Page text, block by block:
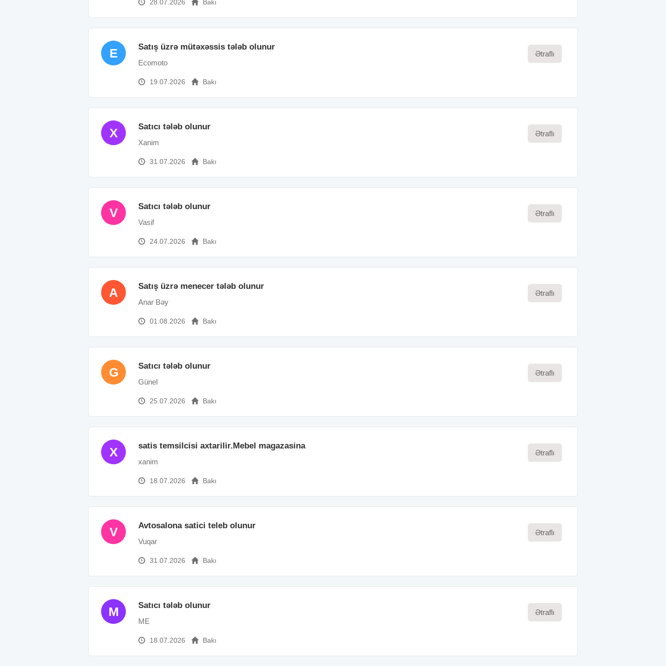
28.07.2026 Bakı
E Satış üzrə mütəxəssis tələb olunur
Ecomoto
19.07.2026 Bakı
Ətraflı
X Satıcı tələb olunur
Xanim
31.07.2026 Bakı
Ətraflı
V Satıcı tələb olunur
Vasif
24.07.2026 Bakı
Ətraflı
A Satış üzrə menecer tələb olunur
Anar Bəy
01.08.2026 Bakı
Ətraflı
G Satıcı tələb olunur
Günel
25.07.2026 Bakı
Ətraflı
X satis temsilcisi axtarilir.Mebel magazasina
xanim
18.07.2026 Bakı
Ətraflı
V Avtosalona satici teleb olunur
Vuqar
31.07.2026 Bakı
Ətraflı
M Satıcı tələb olunur
ME
18.07.2026 Bakı
Ətraflı